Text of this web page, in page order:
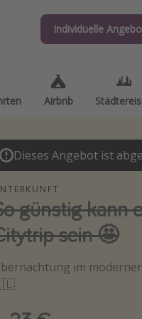
Individuelle
Airbnb
Individuelle
Airbnb
Dieses Angebot ist
günstig kann
sein 🤩
im